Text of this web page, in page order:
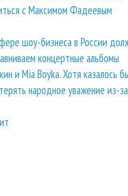
с Максимом Фадеевым
шоу-бизнеса в России
концертные альбомы
и Mia Boyka. Хотя казалось
народное уважение из-